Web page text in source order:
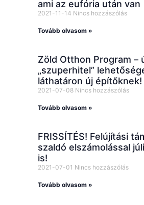
ami az eufória után van
2021-11-14 Nincs hozzászólás
Tovább olvasom »
Zöld Otthon Program –
„szuperhitel”
láthatáron új építőknek!
2021-07-08 Nincs hozzászólás
Tovább olvasom »
FRISSÍTÉS! Felújítási
szaldó elszámolással
is!
2021-07-01 Nincs hozzászólás
Tovább olvasom »